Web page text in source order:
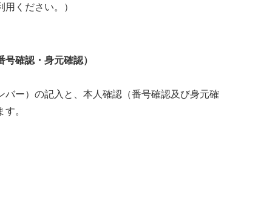
ください。）
確認・身元確認）
ー）の記入と、本人確認（番号確認及び身元確
。